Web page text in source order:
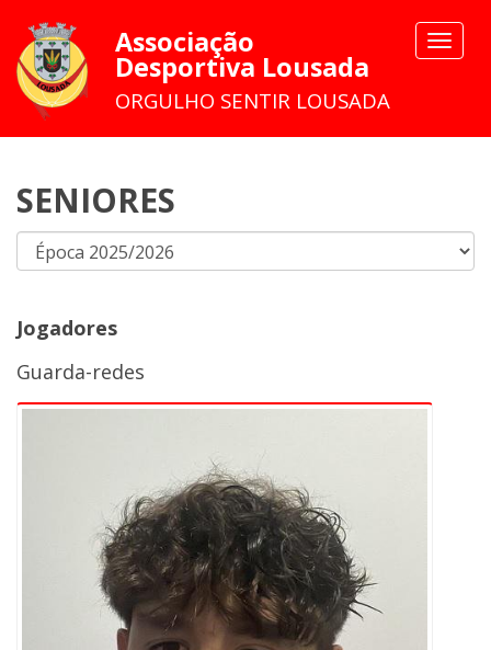
Toggle
Associação
Desportiva Lousada
ORGULHO SENTIR LOUSADA
SENIORES
Jogadores
Guarda-redes